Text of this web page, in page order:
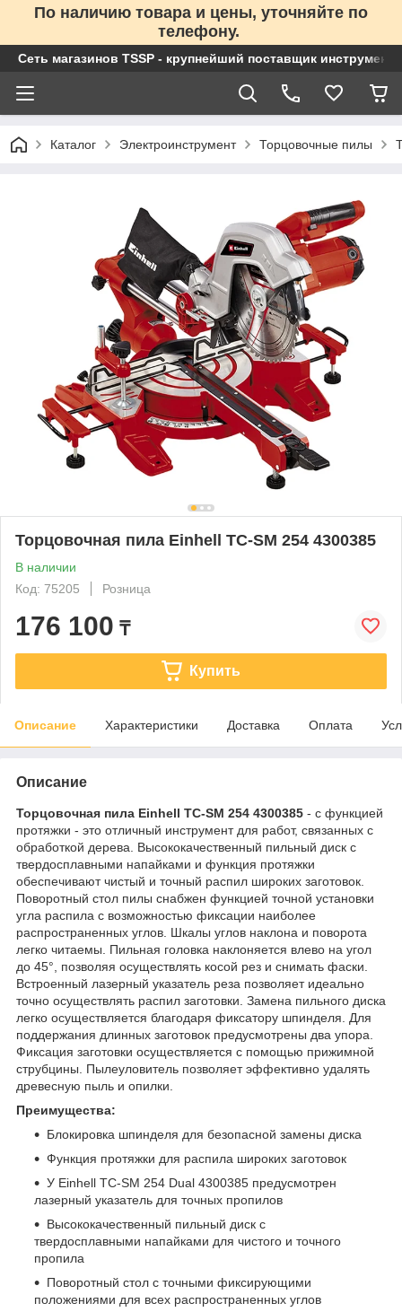
По наличию товара и цены, уточняйте по
телефону.
Сеть магазинов TSSP - крупнейший поставщик
Каталог Электроинструмент Торцовочные пилы
Торцовочная пила Einhell TC-SM 254 4300385
В наличии
Код: 75205
Розница
176 100 ₸
Купить
Описание Характеристики Доставка Оплата
Описание
Торцовочная пила Einhell TC-SM 254 4300385 - с функцией
протяжки - это отличный инструмент для работ, связанных с
обработкой дерева. Высококачественный пильный диск с
твердосплавными напайками и функция протяжки
обеспечивают чистый и точный распил широких заготовок.
Поворотный стол пилы снабжен функцией точной установки
угла распила с возможностью фиксации наиболее
распространенных углов. Шкалы углов наклона и поворота
легко читаемы. Пильная головка наклоняется влево на угол
до 45°, позволяя осуществлять косой рез и снимать фаски.
Встроенный лазерный указатель реза позволяет идеально
точно осуществлять распил заготовки. Замена пильного диска
легко осуществляется благодаря фиксатору шпинделя. Для
поддержания длинных заготовок предусмотрены два упора.
Фиксация заготовки осуществляется с помощью прижимной
струбцины. Пылеуловитель позволяет эффективно удалять
древесную пыль и опилки.
Преимущества:
Блокировка шпинделя для безопасной замены диска
Функция протяжки для распила широких заготовок
У Einhell TC-SM 254 Dual 4300385 предусмотрен
лазерный указатель для точных пропилов
Высококачественный пильный диск с
твердосплавными напайками для чистого и точного
пропила
Поворотный стол с точными фиксирующими
положениями для всех распространенных углов